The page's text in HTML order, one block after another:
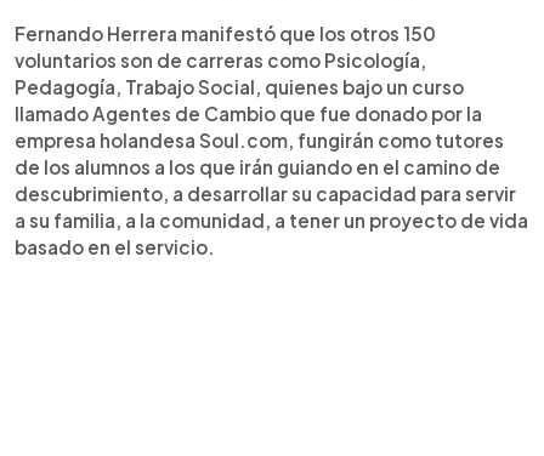
Fernando Herrera manifestó que los otros 150
voluntarios son de carreras como Psicología,
Pedagogía, Trabajo Social, quienes bajo un curso
llamado Agentes de Cambio que fue donado por la
empresa holandesa Soul.com, fungirán como tutores
de los alumnos a los que irán guiando en el camino de
descubrimiento, a desarrollar su capacidad para servir
a su familia, a la comunidad, a tener un proyecto de vida
basado en el servicio.